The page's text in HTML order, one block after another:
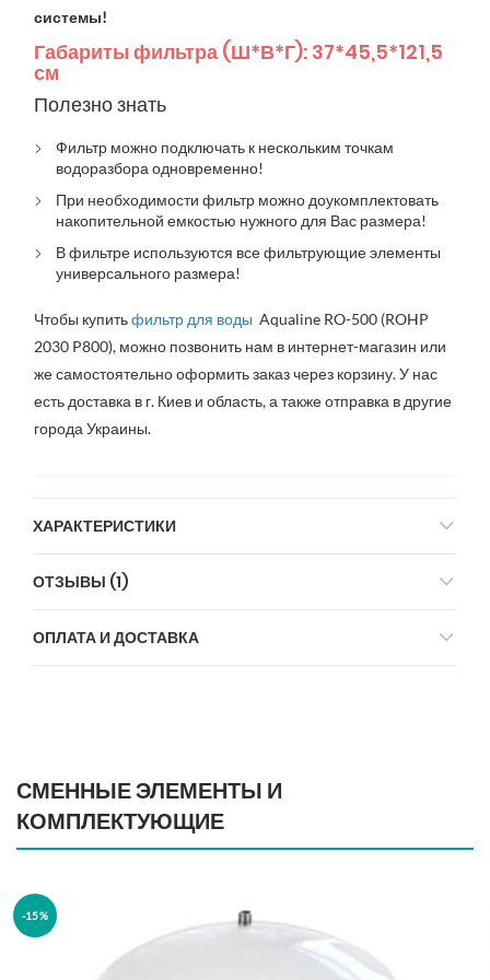
системы!
Габариты фильтра (Ш*В*Г): 37*45,5*121,5
см
Полезно знать
Фильтр можно подключать к нескольким точкам
водоразбора одновременно!
При необходимости фильтр можно доукомплектовать
накопительной емкостью нужного для Вас размера!
В фильтре используются все фильтрующие элементы
универсального размера!
Чтобы купитьфильтр для воды Aqualine RO-500 (ROHP
2030 P800), можно позвонить нам в интернет-магазин или
же самостоятельно оформить заказ через корзину. У нас
есть доставка в г. Киев и область, а также отправка в другие
города Украины.
ХАРАКТЕРИСТИКИ
ОТЗЫВЫ (1)
ОПЛАТА И ДОСТАВКА
СМЕННЫЕ ЭЛЕМЕНТЫ И
КОМПЛЕКТУЮЩИЕ
-15%